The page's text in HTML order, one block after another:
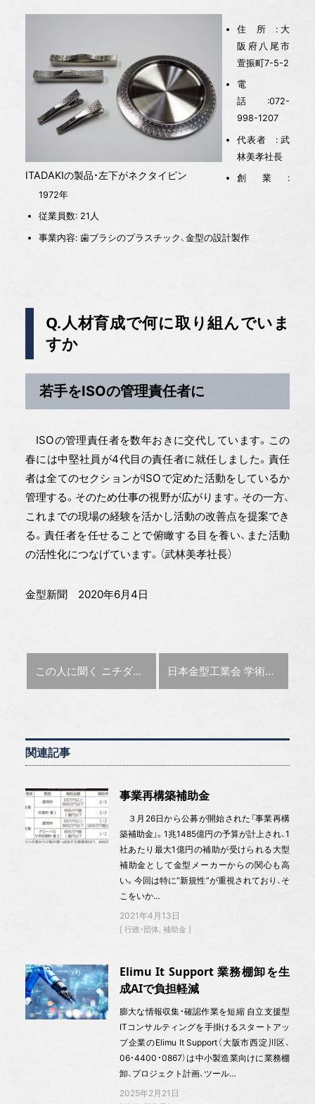
ITADAKIの製品・左下がネクタイピン
住 所 : 大
阪府八尾市
萱振町7-5-2
電
話 :072-
998-1207
代表者 : 武
林美孝社長
創 業 :
1972年
従業員数: 21人
事業内容: 歯ブラシのプラスチック、金型の設計製作
Q.人材育成で何に取り組んでいま
すか
若手をISOの管理責任者に
ISOの管理責任者を数年おきに交代しています。この
春には中堅社員が4代目の責任者に就任しました。責任
者は全てのセクションがISOで定めた活動をしているか
管理する。そのため仕事の視野が広がります。その一方、
これまでの現場の経験を活かし活動の改善点を提案でき
る。責任者を任せることで俯瞰する目を養い、また活動
の活性化につなげています。（武林美孝社長）
金型新聞 2020年6月4日
前の記事 :
この人に聞く ニチダイ 伊藤 直紀 副社長 次の記事 :
日本金型工業会 学術顧問
関連記事
事業再構築補助金
３月26日から公募が開始された「事業再構
築補助金」。1兆1485億円の予算が計上され、1
社あたり最大1億円の補助が受けられる大型
補助金として金型メーカーからの関心も高
い。今回は特に“新規性”が重視されており、そ
こをいか…
2021年4月13日
行政・団体 補助金
Elimu It Support 業務棚卸を生
成AIで負担軽減
膨大な情報収集・確認作業を短縮 自立支援型
ITコンサルティングを手掛けるスタートアッ
プ企業のElimu It Support（大阪市西淀川区、
06・4400・0867）は中小製造業向けに業務棚
卸、プロジェクト計画、ツール…
2025年2月21日